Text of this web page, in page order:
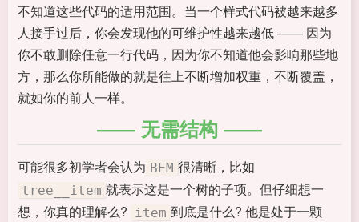
不知道这些代码的适用范围。当一个样式代码被越来越多
人接手过后，你会发现他的可维护性越来越低 —— 因为
你不敢删除任意一行代码，因为你不知道他会影响那些地
方，那么你所能做的就是往上不断增加权重，不断覆盖，
就如你的前人一样。
无需结构
可能很多初学者会认为 BEM 很清晰，比如
tree__item 就表示这是一个树的子项。但仔细想一
想，你真的理解么?
item 到底是什么? 他是处于一颗